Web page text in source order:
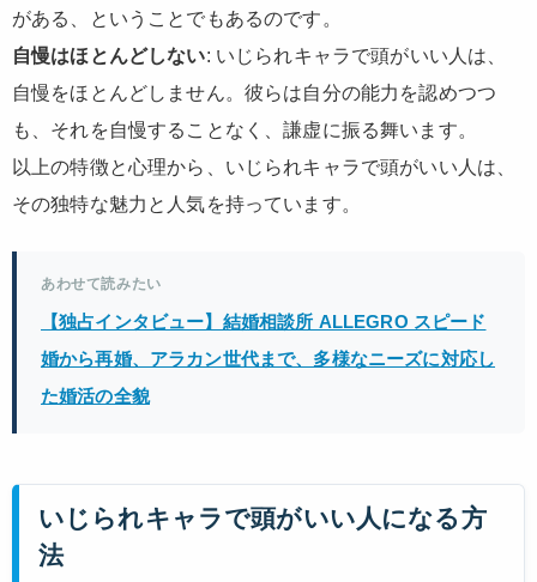
がある、ということでもあるのです。
自慢はほとんどしない: いじられキャラで頭がいい人は、
自慢をほとんどしません。彼らは自分の能力を認めつつ
も、それを自慢することなく、謙虚に振る舞います。
以上の特徴と心理から、いじられキャラで頭がいい人は、
その独特な魅力と人気を持っています。
あわせて読みたい
【独占インタビュー】結婚相談所 ALLEGRO スピード
婚から再婚、アラカン世代まで、多様なニーズに対応し
た婚活の全貌
いじられキャラで頭がいい人になる方
法